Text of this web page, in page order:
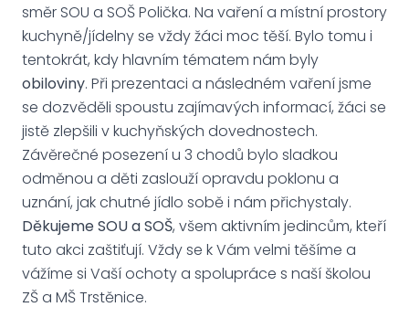
směr SOU a SOŠ Polička. Na vaření a místní prostory
kuchyně/jídelny se vždy žáci moc těší. Bylo tomu i
tentokrát, kdy hlavním tématem nám byly
obiloviny. Při prezentaci a následném vaření jsme
se dozvěděli spoustu zajímavých informací, žáci se
jistě zlepšili v kuchyňských dovednostech.
Závěrečné posezení u 3 chodů bylo sladkou
odměnou a děti zaslouží opravdu poklonu a
uznání, jak chutné jídlo sobě i nám přichystaly.
Děkujeme SOU a SOŠ, všem aktivním jedincům, kteří
tuto akci zaštiťují. Vždy se k Vám velmi těšíme a
vážíme si Vaší ochoty a spolupráce s naší školou
ZŠ a MŠ Trstěnice.